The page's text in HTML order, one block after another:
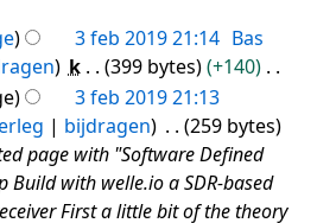
3 feb 2019 21:14 Bas
k 399 bytes
+140
3 feb 2019 21:13
bijdragen
259 bytes
page with "Software Defined
Build with welle.io a SDR-based
First a little bit of the theory